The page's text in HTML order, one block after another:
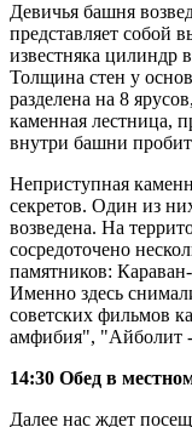
Девичья башня
представляет собой
известняка
Толщина стен у
разделена на 8
каменная лестница,
внутри башни
Неприступная
секретов. Один из
возведена. На
сосредоточено
памятников:
Именно здесь
советских фильмов
амфибия", "Айболит
14:30 Обед в
Далее нас ждет